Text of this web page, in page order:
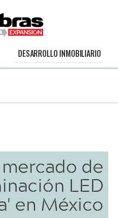
DESARROLLO INMOBILIARIO
de
LED
en México